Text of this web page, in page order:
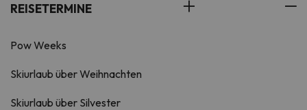
REISETERMINE
Pow Weeks
Skiurlaub über Weihnachten
Skiurlaub über Silvester